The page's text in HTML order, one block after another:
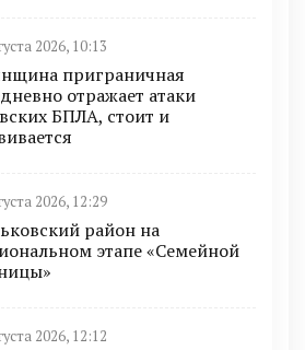
2026, 10:13
приграничная
отражает атаки
БПЛА, стоит и
2026, 12:29
район на
этапе «Семейной
2026, 12:12